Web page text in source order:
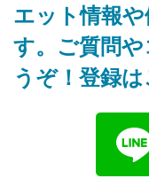
エット情報
す。ご質問
うぞ！登録